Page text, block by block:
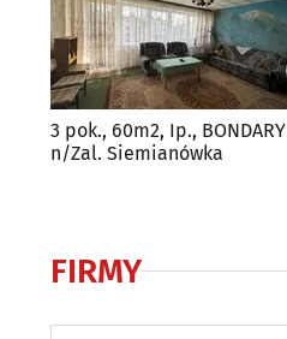
3 pok., 60m2, Ip., BONDARY
n/Zal. Siemianówka
FIRMY